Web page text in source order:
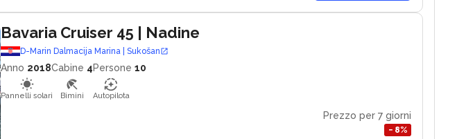
Bavaria Cruiser 45 | Nadine
D-Marin Dalmacija Marina | Sukošan
Anno 2018Cabine 4Persone 10
Pannelli solari Bimini Autopilota
Prezzo per 7 giorni
− 8%